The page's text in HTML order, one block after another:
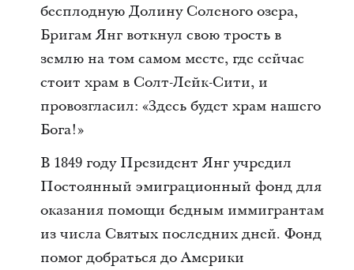
бесплодную Долину Соленого озера,
Бригам Янг воткнул свою трость в
землю на том самом месте, где сейчас
стоит храм в Солт-Лейк-Сити, и
провозгласил: «Здесь будет храм нашего
Бога!»
В 1849 году Президент Янг учредил
Постоянный эмиграционный фонд для
оказания помощи бедным иммигрантам
из числа Святых последних дней. Фонд
помог добраться до Америки